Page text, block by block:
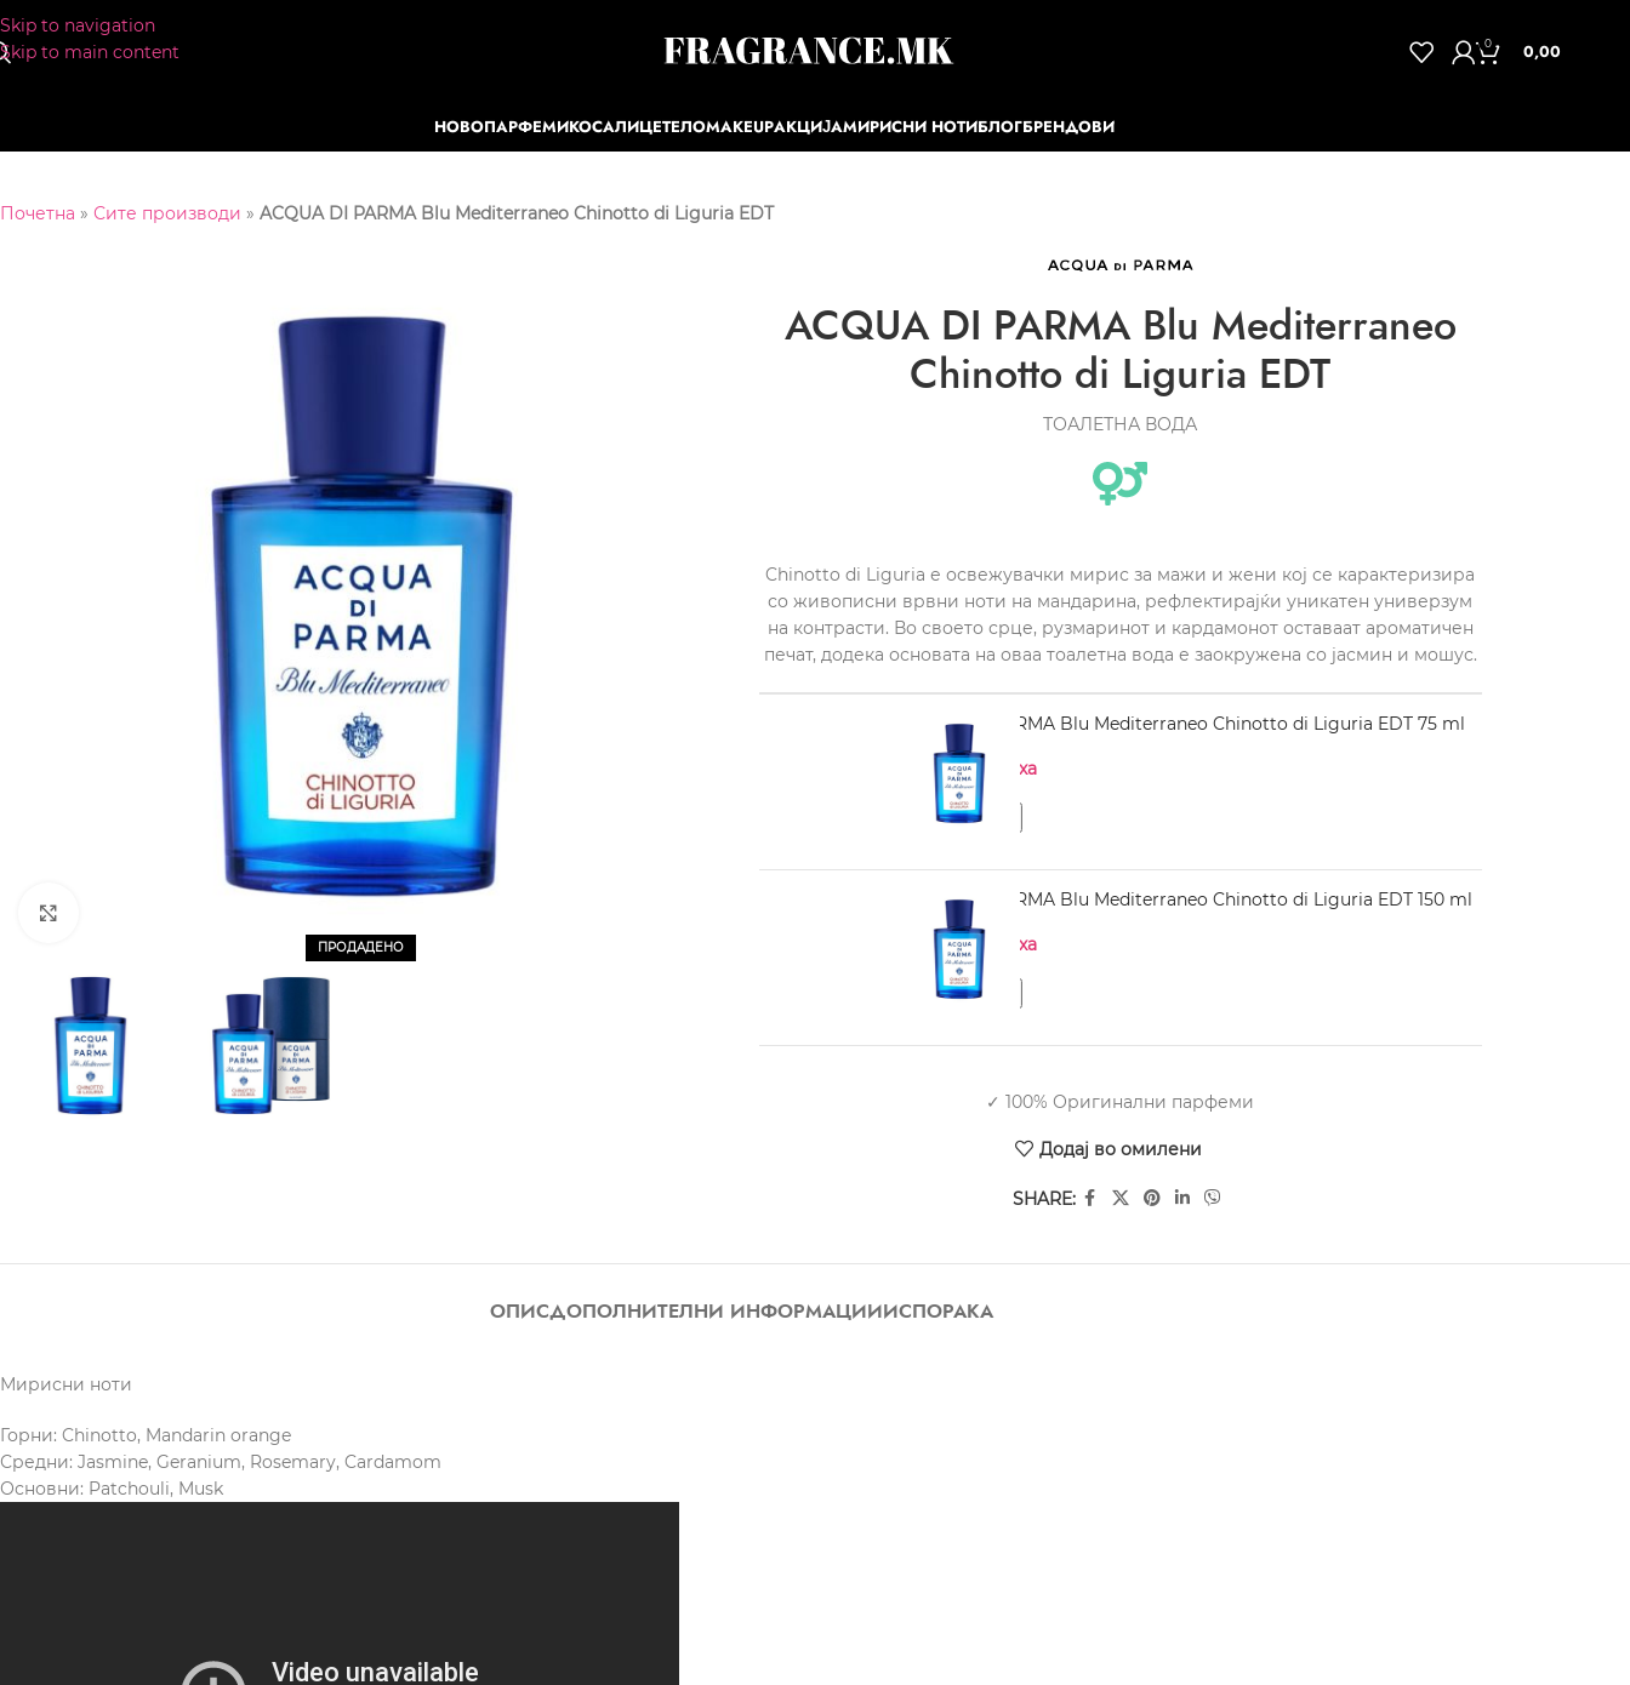
Skip to navigation
Skip to main content
0 0,00
НОВОПАРФЕМИКОСАЛИЦЕТЕЛОMAKEUPАКЦИЈАМИРИСНИ НОТИБЛОГБРЕНДОВИ
Почетна » Сите производи » ACQUA DI PARMA Blu Mediterraneo Chinotto di Liguria EDT
ПРОДАДЕНО
ACQUA DI PARMA Blu Mediterraneo
Chinotto di Liguria EDT
ТОАЛЕТНА ВОДА
Chinotto di Liguria е освежувачки мирис за мажи и жени кој се карактеризира
со живописни врвни ноти на мандарина, рефлектирајќи уникатен универзум
на контрасти. Во своето срце, рузмаринот и кардамонот оставаат ароматичен
печат, додека основата на оваа тоалетна вода е заокружена со јасмин и мошус.
ACQUA DI PARMA Blu Mediterraneo Chinotto di Liguria EDT 75 ml
Нема на залиха
ACQUA DI PARMA Blu Mediterraneo Chinotto di Liguria EDT 150 ml
Нема на залиха
✓ 100% Оригинални парфеми
Додај во омилени
SHARE:
ОПИСДОПОЛНИТЕЛНИ ИНФОРМАЦИИИСПОРАКА
Мирисни ноти
Горни: Chinotto, Mandarin orange
Средни: Jasmine, Geranium, Rosemary, Cardamom
Основни: Patchouli, Musk